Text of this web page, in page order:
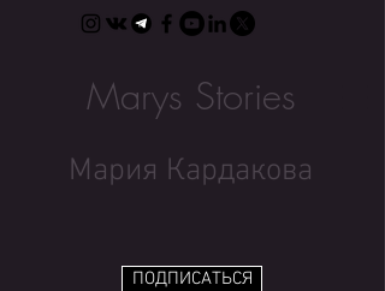
Marys Stories
Мария Кардакова
ПОДПИСАТЬСЯ